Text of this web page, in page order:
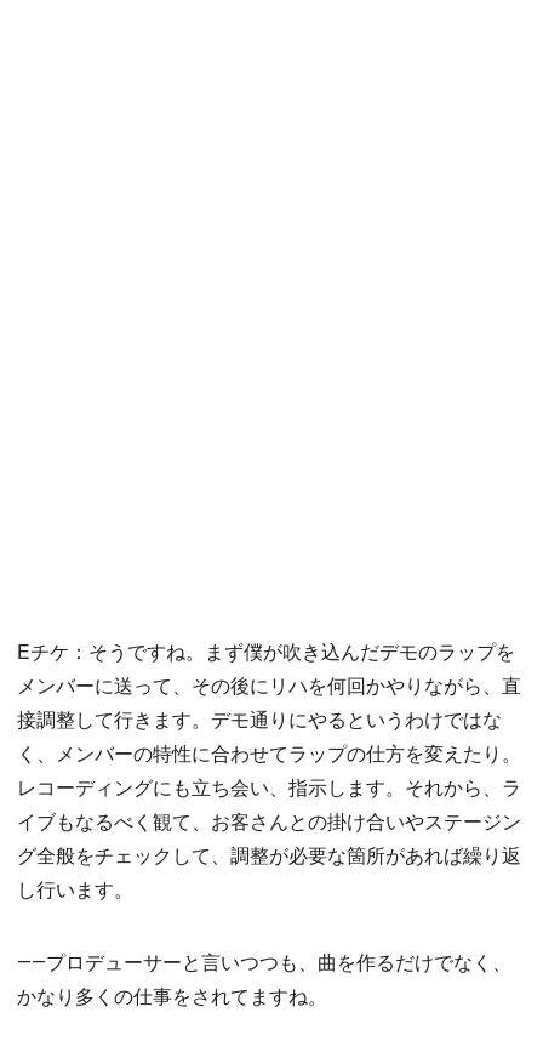
Eチケ：そうですね。まず僕が吹き込んだデモのラップを
メンバーに送って、その後にリハを何回かやりながら、直
接調整して行きます。デモ通りにやるというわけではな
く、メンバーの特性に合わせてラップの仕方を変えたり。
レコーディングにも立ち会い、指示します。それから、ラ
イブもなるべく観て、お客さんとの掛け合いやステージン
グ全般をチェックして、調整が必要な箇所があれば繰り返
し行います。
――プロデューサーと言いつつも、曲を作るだけでなく、
かなり多くの仕事をされてますね。